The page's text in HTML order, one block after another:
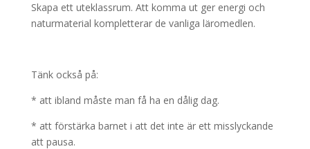
Skapa ett uteklassrum. Att komma ut ger energi och
naturmaterial kompletterar de vanliga läromedlen.
Tänk också på:
* att ibland måste man få ha en dålig dag.
* att förstärka barnet i att det inte är ett misslyckande
att pausa.